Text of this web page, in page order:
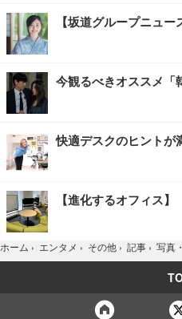
【坂道グループニュ
今観るべきオススメ「
快適デスクのヒントが
【進化するオフィス】
ホーム › エンタメ › その他 › 記事 › 写真